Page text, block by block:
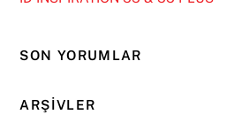
SON YORUMLAR
ARŞIVLER